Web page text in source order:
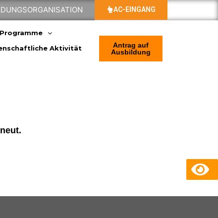
AC-EINGANG
Programme
Aktivität
Antrag auf
Ausbildung